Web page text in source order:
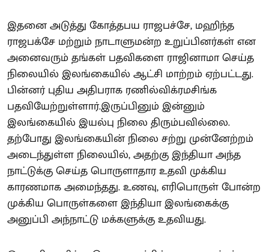
இதனை அடுத்து கோத்தபய ராஜபச்சே, மஹிந்த
ராஜபக்சே மற்றும் நாடாளுமன்ற உறுப்பினர்கள் என
அனைவரும் தங்கள் பதவிகளை ராஜினாமா செய்த
நிலையில் இலங்கையில் ஆட்சி மாற்றம் ஏற்பட்டது.
பின்னர் புதிய அதிபராக ரணில்விக்ரமசிங்க
பதவியேற்றுள்ளார்.இருப்பினும் இன்னும்
இலங்கையில் இயல்பு நிலை திரும்பவில்லை.
தற்போது இலங்கையின் நிலை சற்று முன்னேற்றம்
அடைந்துள்ள நிலையில், அதற்கு இந்தியா அந்த
நாட்டுக்கு செய்த பொருளாதார உதவி முக்கிய
காரணமாக அமைந்தது. உணவு, எரிபொருள் போன்ற
முக்கிய பொருள்களை இந்தியா இலங்கைக்கு
அனுப்பி அந்நாட்டு மக்களுக்கு உதவியது.